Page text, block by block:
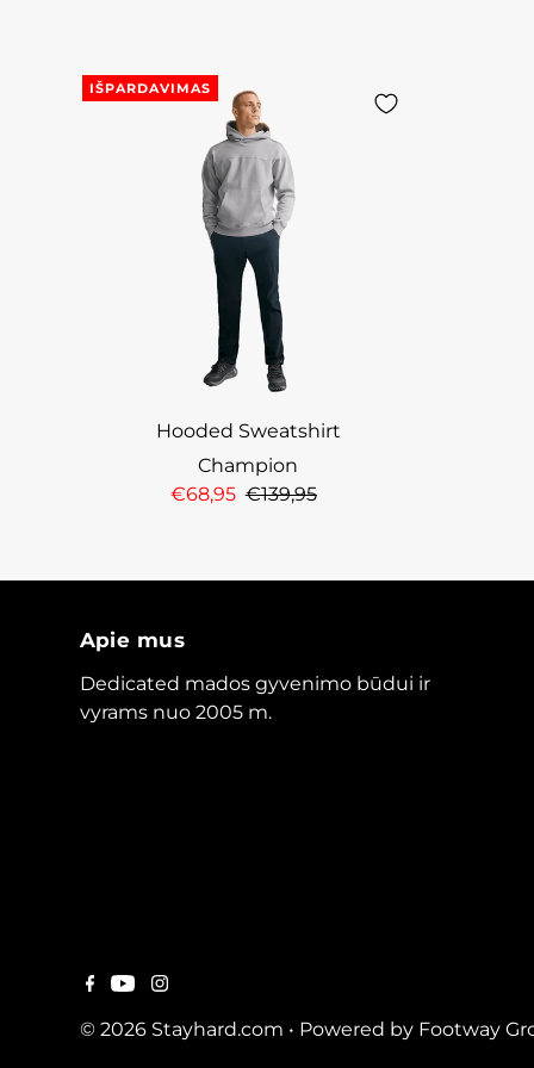
IŠPARDAVIMAS
Hooded Sweatshirt
Champion
€68,95 €139,95
Apie mus
Dedicated mados gyvenimo būdui ir
vyrams nuo 2005 m.
© 2026 Stayhard.com • Powered by Footway